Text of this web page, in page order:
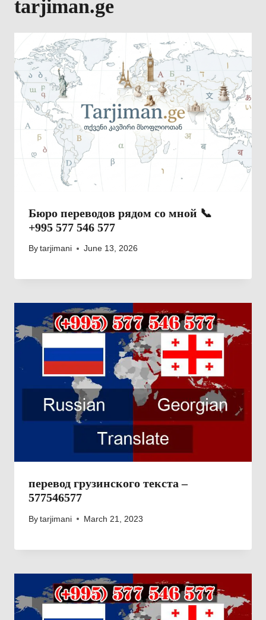
tarjiman.ge
Бюро переводов рядом со мной 📞
+995 577 546 577
By tarjimani June 13, 2026
перевод грузинского текста –
577546577
By tarjimani March 21, 2023